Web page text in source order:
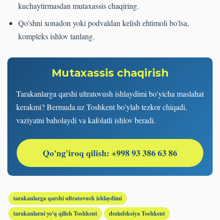
kuchaytirmasdan mutaxassis chaqiring.
Qo'shni xonadon yoki podvaldan kelish ehtimoli bo'lsa,
kompleks ishlov tanlang.
Mutaxassis chaqirish
Tarakanlarga qarshi ultratovush ishlaydimi bo'yicha maslahat
kerakmi? Bermuda.uz Toshkent bo'ylab tezkor chiqadi,
vaziyatni baholaydi va kafolatli ishlov beradi.
Qo'ng'iroq qilish: +998 93 386 63 86
tarakanlarga qarshi ultratovush ishlaydimi
tarakanlarni yo'q qilish Toshkent
dezinfeksiya Toshkent